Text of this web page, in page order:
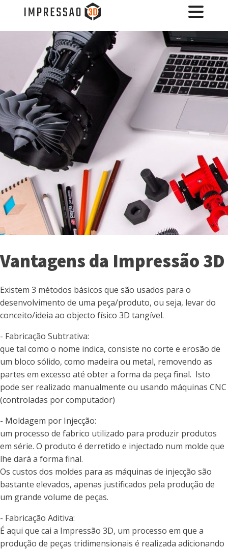
Vantagens da Impressão 3D
Existem 3 métodos básicos que são usados para o
desenvolvimento de uma peça/produto, ou seja, levar do
conceito/ideia ao objecto físico 3D tangível.
- Fabricação Subtrativa:
que tal como o nome indica, consiste no corte e erosão de
um bloco sólido, como madeira ou metal, removendo as
partes em excesso até obter a forma da peça final. Isto
pode ser realizado manualmente ou usando máquinas CNC
(controladas por computador)
- Moldagem por Injecção:
um processo de fabrico utilizado para produzir produtos
em série. O produto é derretido e injectado num molde que
lhe dará a forma final.
Os custos dos moldes para as máquinas de injecção são
bastante elevados, apenas justificados pela produção de
um grande volume de peças.
- Fabricação Aditiva:
É aqui que cai a Impressão 3D, um processo em que a
produção de peças tridimensionais é realizada adicionando